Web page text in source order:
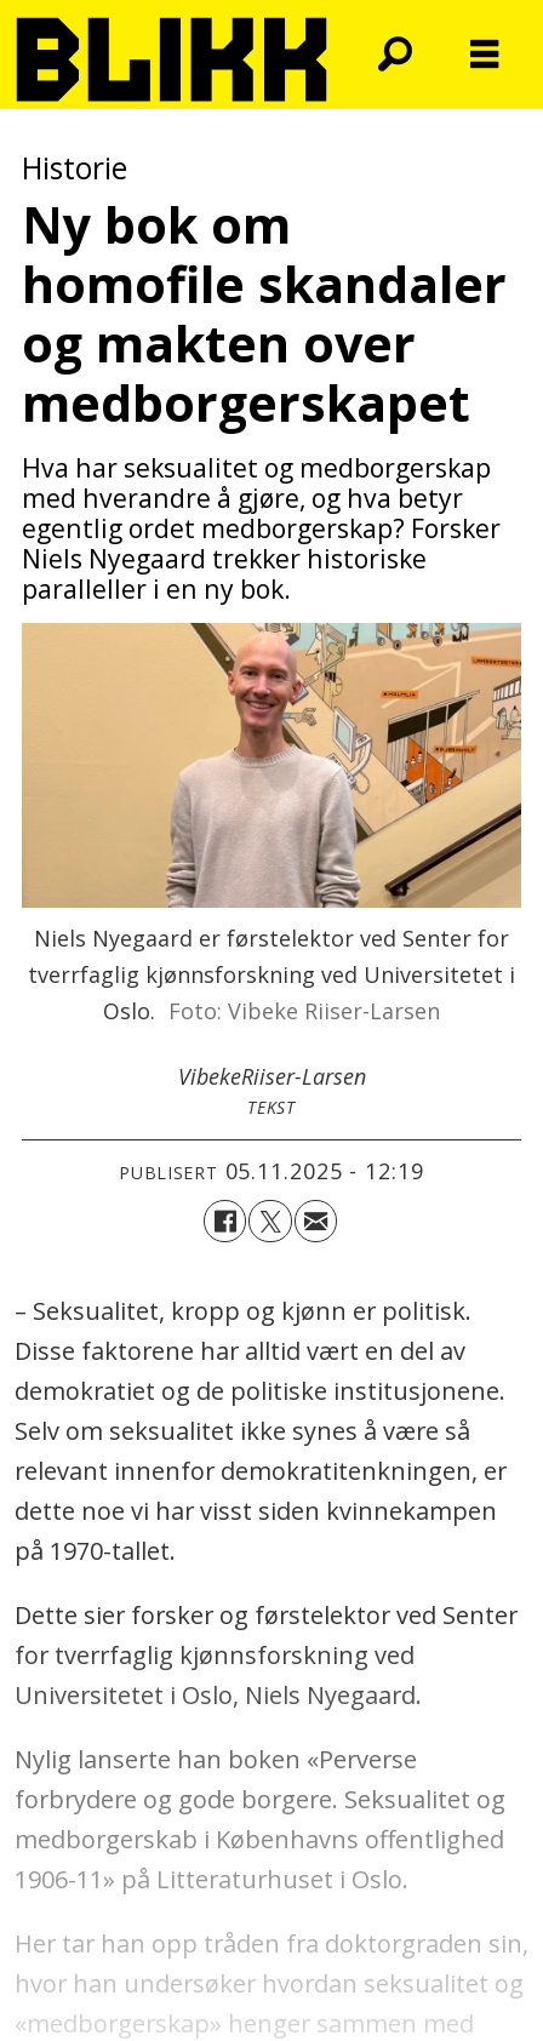
Historie
Ny bok om
homofile skandaler
og makten over
medborgerskapet
Hva har seksualitet og medborgerskap
med hverandre å gjøre, og hva betyr
egentlig ordet medborgerskap? Forsker
Niels Nyegaard trekker historiske
paralleller i en ny bok.
Niels Nyegaard er førstelektor ved Senter for
tverrfaglig kjønnsforskning ved Universitetet i
Oslo. Foto: Vibeke Riiser-Larsen
VibekeRiiser-Larsen
TEKST
PUBLISERT 05.11.2025 - 12:19
– Seksualitet, kropp og kjønn er politisk.
Disse faktorene har alltid vært en del av
demokratiet og de politiske institusjonene.
Selv om seksualitet ikke synes å være så
relevant innenfor demokratitenkningen, er
dette noe vi har visst siden kvinnekampen
på 1970-tallet.
Dette sier forsker og førstelektor ved Senter
for tverrfaglig kjønnsforskning ved
Universitetet i Oslo, Niels Nyegaard.
Nylig lanserte han boken «Perverse
forbrydere og gode borgere. Seksualitet og
medborgerskab i Københavns offentlighed
1906-11» på Litteraturhuset i Oslo.
Her tar han opp tråden fra doktorgraden sin,
hvor han undersøker hvordan seksualitet og
«medborgerskap» henger sammen med